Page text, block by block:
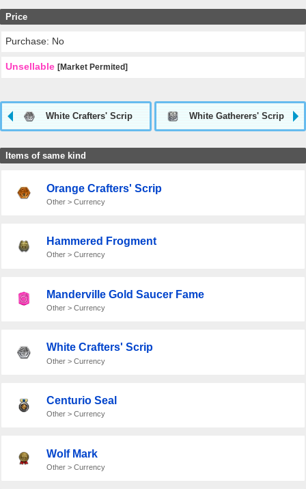
Price
Purchase: No
Unsellable [Market Permited]
White Crafters' Scrip White Gatherers' Scrip
Items of same kind
Orange Crafters' Scrip
Other > Currency
Hammered Frogment
Other > Currency
Manderville Gold Saucer Fame
Other > Currency
White Crafters' Scrip
Other > Currency
Centurio Seal
Other > Currency
Wolf Mark
Other > Currency